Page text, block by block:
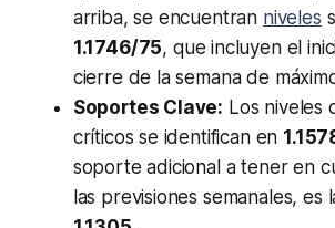
arriba, se encuentran niveles
1.1746/75, que incluyen el
cierre de la semana de
Soportes Clave: Los niveles
críticos se identifican en
soporte adicional a tener en
las previsiones semanales, es